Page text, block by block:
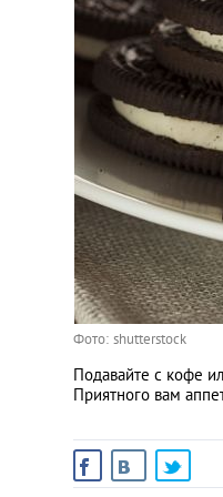
Фото: shutterstock
Подавайте с кофе
Приятного вам